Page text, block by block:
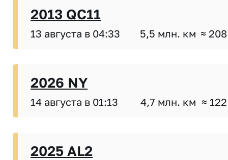
2013 QC11
13 августа в 04:33 5,5 млн. км ≈
2026 NY
14 августа в 01:13 4,7 млн. км ≈
2025 AL2